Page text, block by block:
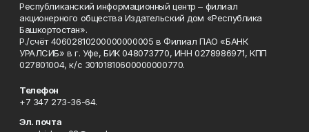
Республиканский информационный центр – филиал
акционерного общества Издательский дом «Республика
Башкортостан».
Р./счёт 40602810200000000005 в Филиал ПАО «БАНК
УРАЛСИБ» в г. Уфе, БИК 048073770, ИНН 0278986971, КПП
027801004, к/с 30101810600000000770.
Телефон
+7 347 273-36-64.
Эл. почта